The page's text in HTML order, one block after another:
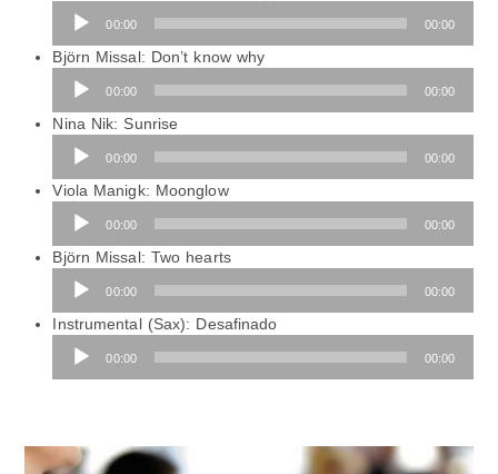
Audio-
Player
00:00 00:00
Björn Missal: Don’t know why
Audio-
Player
00:00 00:00
Nina Nik: Sunrise
Audio-
Player
00:00 00:00
Viola Manigk: Moonglow
Audio-
Player
00:00 00:00
Björn Missal: Two hearts
Audio-
Player
00:00 00:00
Instrumental (Sax): Desafinado
Audio-
Player
00:00 00:00